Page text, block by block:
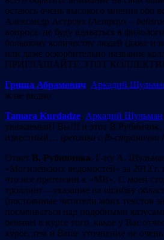
остаюсь очень высокого мнения обо
Александр Астроух (Астраух –
вопроса: не буду вдаваться в
большому количеству людей (даже и
или даже оскорбительно название
ПРИГЛАШАЙТЕ ЭТОТ
Гриша Абрамович. Аркадий
ж не видно
Tamara Kurdadze. Аркадий Шульман
уважаемый! Вы!!! и этот
известный… (реплики с fb-
Ответ В. Рубинчика. Г-ну А.
«Могилёвских ведомостей» за 2012 г.
что все претензии к «МВ». С моей
троллинг – указание на ошибку
(постоянные читатели моих текстов
посмеиваться над подобными
belisrael в курсе того, какое у Вас
курсе, тем и Ваше уточнение не